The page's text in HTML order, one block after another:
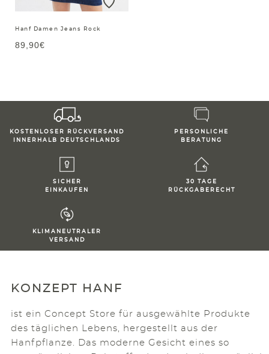
Hanf Damen Jeans Rock
89,90€
KOSTENLOSER RÜCKVERSAND
INNERHALB DEUTSCHLANDS
PERSONLICHE
BERATUNG
SICHER
EINKAUFEN
30 TAGE
RÜCKGABERECHT
KLIMANEUTRALER
VERSAND
KONZEPT HANF
ist ein Concept Store für ausgewählte Produkte
des täglichen Lebens, hergestellt aus der
Hanfpflanze. Das moderne Gesicht eines so